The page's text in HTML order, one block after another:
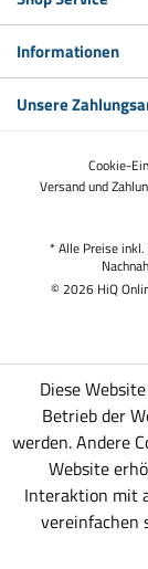
Informationen
Unsere
Cookie-
Versand und
* Alle Preise
© 2026 HiQ
Diese
Betrieb der
werden. Andere
Website
Interaktion mit
vereinfachen